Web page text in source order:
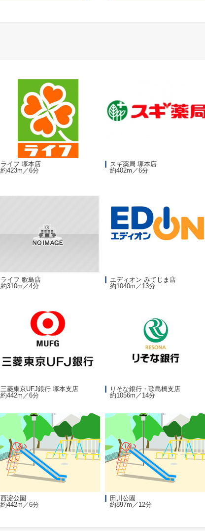
ライフ 塚本店
約423m／6分
スギ薬局 塚本店
約402m／6分
ライフ 歌島店
約310m／4分
エディオン みてじま店
約1040m／13分
三菱東京UFJ銀行 塚本支店
約442m／6分
りそな銀行・歌島橋支店
約1056m／14分
西淀公園
約442m／6分
田川公園
約897m／12分